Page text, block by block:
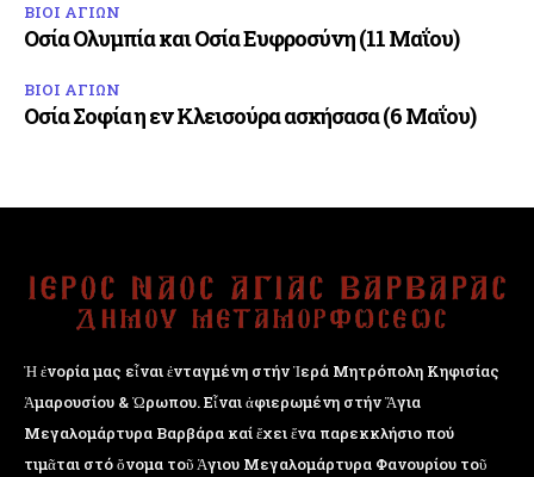
ΒΙΟΙ ΑΓΙΩΝ
Οσία Ολυμπία και Οσία Ευφροσύνη (11 Μαΐου)
ΒΙΟΙ ΑΓΙΩΝ
Οσία Σοφία η εν Κλεισούρα ασκήσασα (6 Μαΐου)
Ἡ ἐνορία μας εἶναι ἐνταγμένη στήν Ἱερά Μητρόπολη Κηφισίας
Ἁμαρουσίου & Ὠρωπου. Εἶναι ἀφιερωμένη στήν Ἅγια
Μεγαλομάρτυρα Βαρβάρα καί ἔχει ἕνα παρεκκλήσιο πού
τιμᾶται στό ὄνομα τοῦ Ἁγιου Μεγαλομάρτυρα Φανουρίου τοῦ